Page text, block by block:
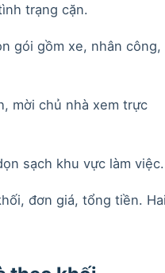
trạng cặn.
gói gồm xe, nhân công,
mời chủ nhà xem trực
sạch khu vực làm việc.
đơn giá, tổng tiền.